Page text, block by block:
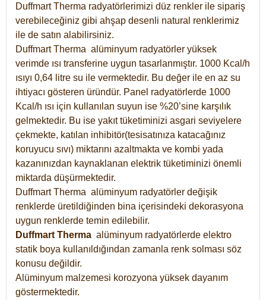
Duffmart Therma radyatörlerimizi düz renkler ile sipariş
verebileceğiniz gibi ahşap desenli natural renklerimiz
ile de satın alabilirsiniz.
Duffmart Therma alüminyum radyatörler yüksek
verimde ısı transferine uygun tasarlanmıştır. 1000 Kcal/h
ısıyı 0,64 litre su ile vermektedir. Bu değer ile en az su
ihtiyacı gösteren üründür. Panel radyatörlerde 1000
Kcal/h ısı için kullanılan suyun ise %20’sine karşılık
gelmektedir. Bu ise yakıt tüketiminizi asgari seviyelere
çekmekte, katılan inhibitör(tesisatınıza katacağınız
koruyucu sıvı) miktarını azaltmakta ve kombi yada
kazanınızdan kaynaklanan elektrik tüketiminizi önemli
miktarda düşürmektedir.
Duffmart Therma alüminyum radyatörler değişik
renklerde üretildiğinden bina içerisindeki dekorasyona
uygun renklerde temin edilebilir.
Duffmart Therma alüminyum radyatörlerde elektro
statik boya kullanıldığından zamanla renk solması söz
konusu değildir.
Alüminyum malzemesi korozyona yüksek dayanım
göstermektedir.